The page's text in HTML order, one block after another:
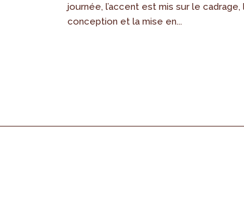
journée, l’accent est mis sur le cadrage,
conception et la mise en...